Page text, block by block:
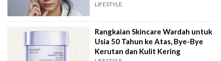
LIFESTYLE
Rangkaian Skincare Wardah untuk
Usia 50 Tahun ke Atas, Bye-Bye
Kerutan dan Kulit Kering